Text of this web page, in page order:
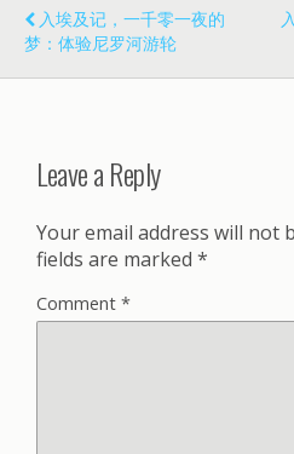
入埃及记，一千零一夜的
梦：体验尼罗河游轮
Leave a Reply
Your email address will not
fields are marked *
Comment *